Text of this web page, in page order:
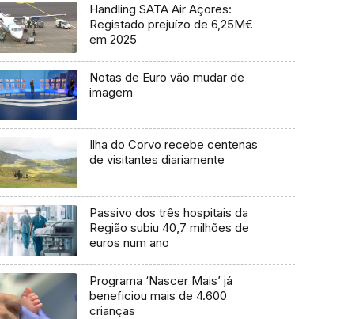
Handling SATA Air Açores:
Registado prejuízo de 6,25M€
em 2025
Notas de Euro vão mudar de
imagem
Ilha do Corvo recebe centenas
de visitantes diariamente
Passivo dos três hospitais da
Região subiu 40,7 milhões de
euros num ano
Programa ‘Nascer Mais’ já
beneficiou mais de 4.600
crianças